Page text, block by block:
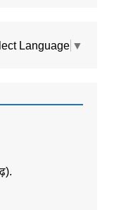
Language ▼